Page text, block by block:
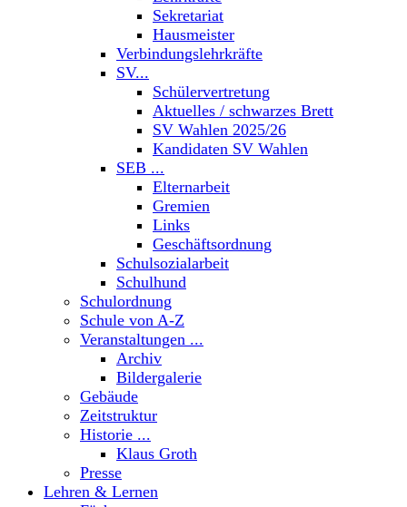
Sekretariat
Hausmeister
Verbindungslehrkräfte
SV...
Schülervertretung
Aktuelles / schwarzes Brett
SV Wahlen 2025/26
Kandidaten SV Wahlen
SEB ...
Elternarbeit
Gremien
Links
Geschäftsordnung
Schulsozialarbeit
Schulhund
Schulordnung
Schule von A-Z
Veranstaltungen ...
Archiv
Bildergalerie
Gebäude
Zeitstruktur
Historie ...
Klaus Groth
Presse
Lehren & Lernen